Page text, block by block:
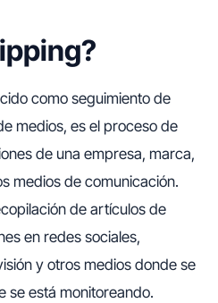
como seguimiento de
medios, es el proceso de
de una empresa, marca,
medios de comunicación.
de artículos de
en redes sociales,
y otros medios donde se
se está monitoreando.